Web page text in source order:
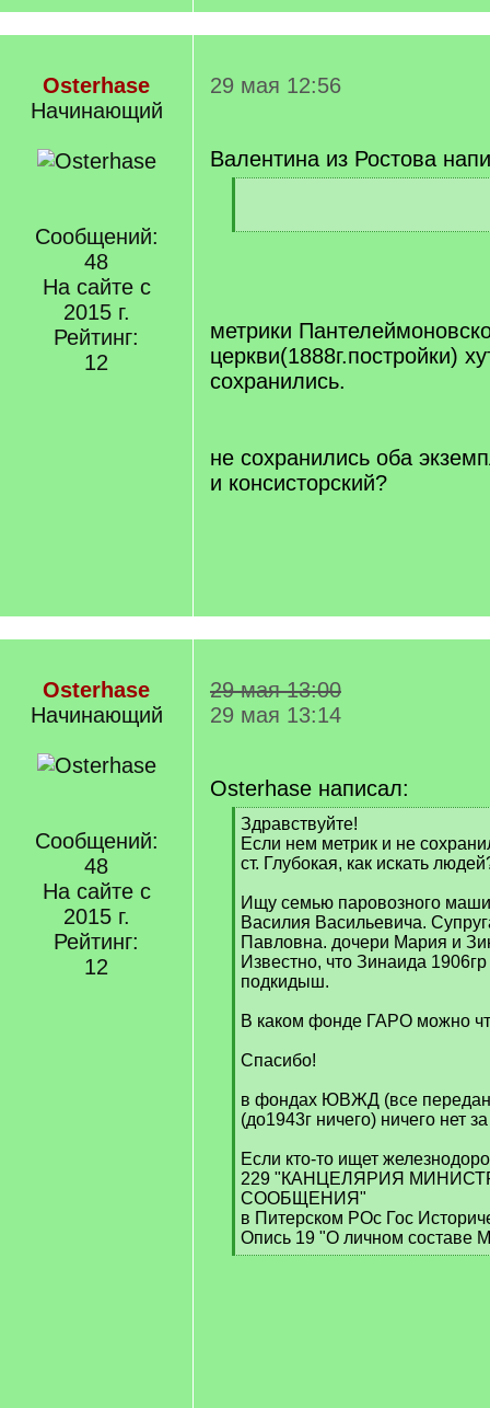
Osterhase
Начинающий
Сообщений:
48
На сайте с
2015 г.
Рейтинг:
12
29 мая 12:56
Валентина из Ростова
][
метрики
церкви(1888г.постройки)
сохранились.
не сохранились оба
и консисторский?
Osterhase
Начинающий
Сообщений:
48
На сайте с
2015 г.
Рейтинг:
12
29 мая 13:00
29 мая 13:14
Osterhase написал:
[
q
]
Здравствуйте!
Если нем метрик и не
ст. Глубокая, как искать
Ищу семью паровозного
Василия Васильевича.
Павловна. дочери Мария и
Известно, что Зинаида
подкидыш.
В каком фонде ГАРО можно
Спасибо!
в фондах ЮВЖД (все
(до1943г ничего) ничего нет
Если кто-то ищет
229 "КАНЦЕЛЯРИЯ
СООБЩЕНИЯ"
в Питерском РОс Гос
Опись 19 "О личном составе
[